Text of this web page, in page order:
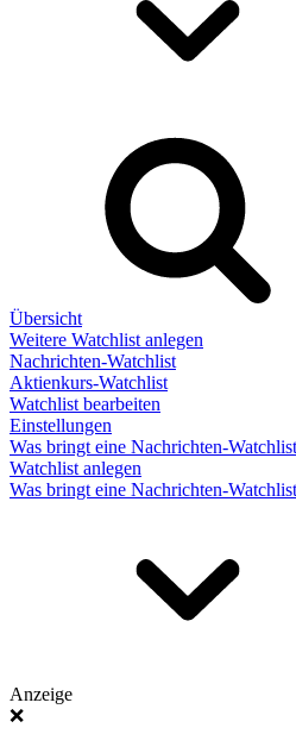
Übersicht
Weitere Watchlist anlegen
Nachrichten-Watchlist
Aktienkurs-Watchlist
Watchlist bearbeiten
Einstellungen
Was bringt eine Nachrichten-
Watchlist anlegen
Was bringt eine Nachrichten-
Anzeige
❌